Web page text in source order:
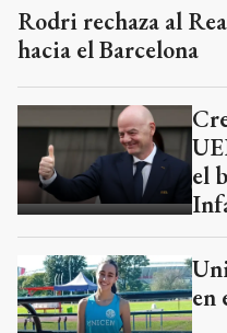
Rodri rechaza al
hacia el Barcelona
el
en